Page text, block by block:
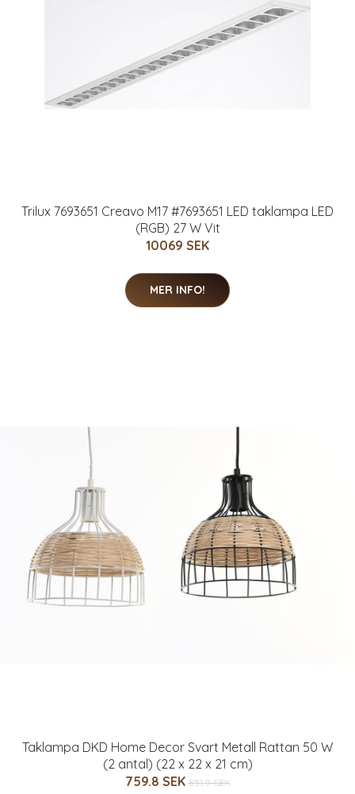
Trilux 7693651 Creavo M17 #7693651 LED taklampa LED
(RGB) 27 W Vit
10069 SEK
MER INFO!
Taklampa DKD Home Decor Svart Metall Rattan 50 W
(2 antal) (22 x 22 x 21 cm)
759.8 SEK 851.9 SEK